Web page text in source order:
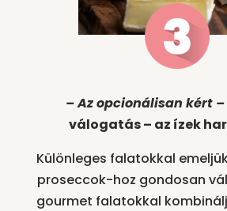
– Az opcionálisan kért –
válogatás – az ízek
Különleges falatokkal
proseccok-hoz gondosan
gourmet falatokkal